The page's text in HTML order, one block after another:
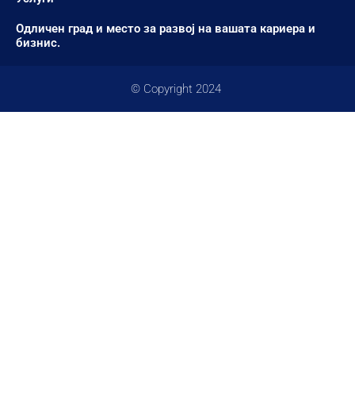
Одличен град и место за развој на вашата кариера и
бизнис.
© Copyright 2024